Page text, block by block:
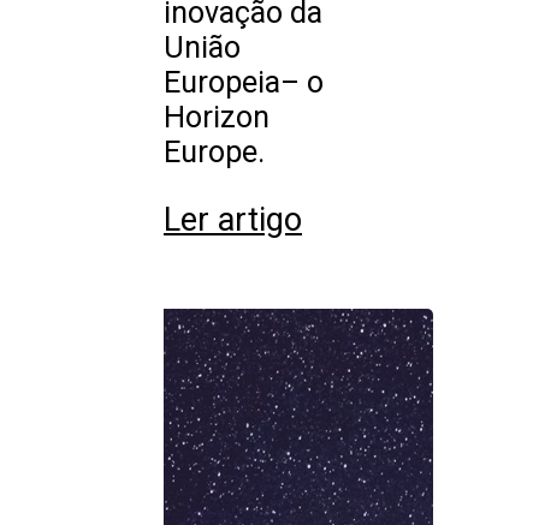
inovação da
União
Europeia– o
Horizon
Europe.
Ler artigo